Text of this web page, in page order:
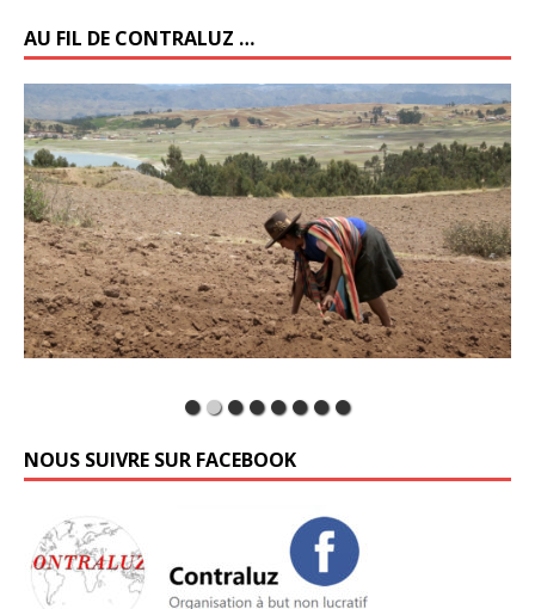
AU FIL DE CONTRALUZ …
NOUS SUIVRE SUR FACEBOOK